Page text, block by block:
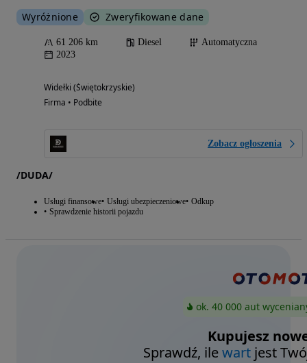
Wyróżnione Zweryfikowane dane
61 206 km Diesel
Automatyczna
2023
Widełki (Świętokrzyskie)
Firma • Podbite
Zobacz ogłoszenia
/DUDA/
Usługi finansowe Usługi ubezpieczeniowe Odkup
Sprawdzenie historii pojazdu
ok. 40 000 aut
Kupujesz
Sprawdź, ilewart jest